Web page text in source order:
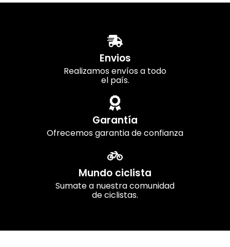
Envios
Realizamos envíos a todo
el país.
Garantía
Ofrecemos garantia de confianza
Mundo ciclista
Sumate a nuestra comunidad
de ciclistas.